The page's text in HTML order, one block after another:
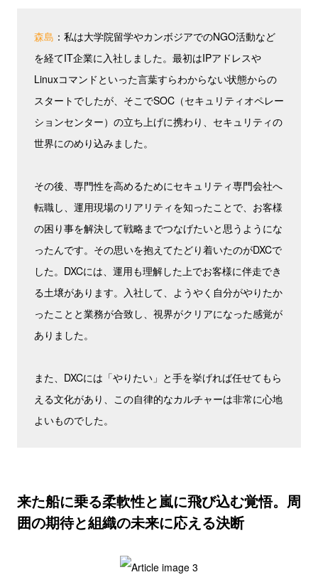
森島 ：私は大学院留学やカンボジアでのNGO活動など
を経てIT企業に入社しました。最初はIPアドレスや
Linuxコマンドといった言葉すらわからない状態からの
スタートでしたが、そこでSOC（セキュリティオペレー
ションセンター）の立ち上げに携わり、セキュリティの
世界にのめり込みました。
その後、専門性を高めるためにセキュリティ専門会社へ
転職し、運用現場のリアリティを知ったことで、お客様
の困り事を解決して戦略までつなげたいと思うようにな
ったんです。その思いを抱えてたどり着いたのがDXCで
した。DXCには、運用も理解した上でお客様に伴走でき
る土壌があります。入社して、ようやく自分がやりたか
ったことと業務が合致し、視界がクリアになった感覚が
ありました。
また、DXCには「やりたい」と手を挙げれば任せてもら
える文化があり、この自律的なカルチャーは非常に心地
よいものでした。
来た船に乗る柔軟性と嵐に飛び込む覚悟。周
囲の期待と組織の未来に応える決断